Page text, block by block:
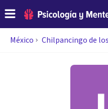
México Chilpancingo de